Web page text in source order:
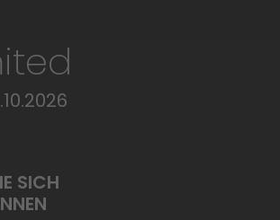
SICH